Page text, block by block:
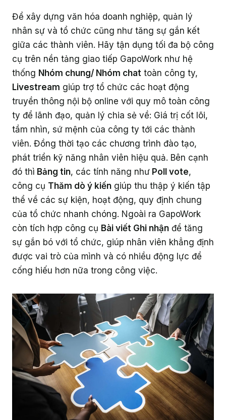
Để xây dựng văn hóa doanh nghiệp, quản lý
nhân sự và tổ chức cũng như tăng sự gắn kết
giữa các thành viên. Hãy tận dụng tối đa bộ công
cụ trên nền tảng giao tiếp GapoWork như hệ
thống Nhóm chung/ Nhóm chat toàn công ty,
Livestream giúp trợ tổ chức các hoạt động
truyền thông nội bộ online với quy mô toàn công
ty để lãnh đạo, quản lý chia sẻ về: Giá trị cốt lõi,
tầm nhìn, sứ mệnh của công ty tới các thành
viên. Đồng thời tạo các chương trình đào tạo,
phát triển kỹ năng nhân viên hiệu quả. Bên cạnh
đó thì Bảng tin, các tính năng như Poll vote,
công cụ Thăm dò ý kiến giúp thu thập ý kiến tập
thể về các sự kiện, hoạt động, quy định chung
của tổ chức nhanh chóng. Ngoài ra GapoWork
còn tích hợp công cụ Bài viết Ghi nhận để tăng
sự gắn bó với tổ chức, giúp nhân viên khẳng định
được vai trò của mình và có nhiều động lực để
cống hiếu hơn nữa trong công việc.